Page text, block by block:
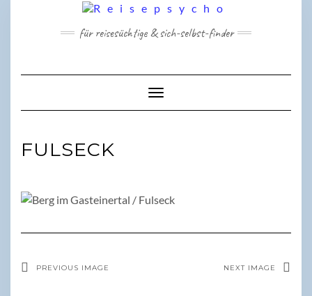
für reisesüchtige & sich-selbst-finder
Toggle Navigation
FULSECK
PREVIOUS IMAGE NEXT IMAGE